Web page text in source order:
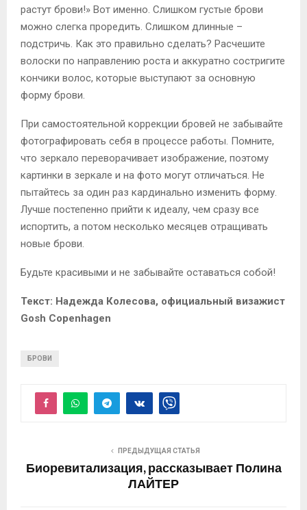
растут брови!» Вот именно. Слишком густые брови
можно слегка проредить. Слишком длинные –
подстричь. Как это правильно сделать? Расчешите
волоски по направлению роста и аккуратно состригите
кончики волос, которые выступают за основную
форму брови.
При самостоятельной коррекции бровей не забывайте
фотографировать себя в процессе работы. Помните,
что зеркало переворачивает изображение, поэтому
картинки в зеркале и на фото могут отличаться. Не
пытайтесь за один раз кардинально изменить форму.
Лучше постепенно прийти к идеалу, чем сразу все
испортить, а потом несколько месяцев отращивать
новые брови.
Будьте красивыми и не забывайте оставаться собой!
Текст: Надежда Колесова, официальный визажист
Gosh Copenhagen
БРОВИ
ПРЕДЫДУЩАЯ СТАТЬЯ
Биоревитализация, рассказывает Полина
ЛАЙТЕР